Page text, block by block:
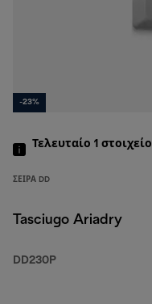
-23%
Τελευταίο 1 στοιχείο
ΣΕΙΡΆ DD
Tasciugo Ariadry
DD230P